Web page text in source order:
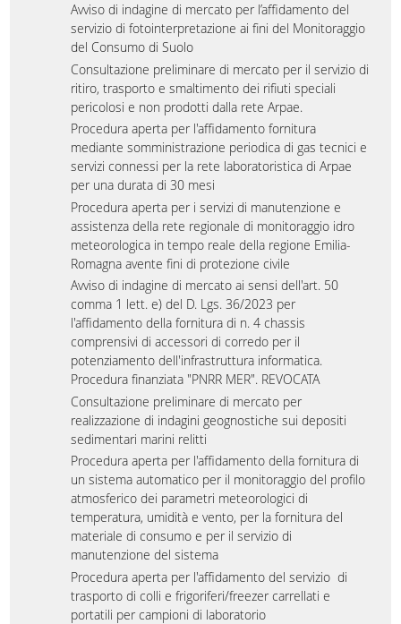
Avviso di indagine di mercato per l’affidamento del
servizio di fotointerpretazione ai fini del Monitoraggio
del Consumo di Suolo
Consultazione preliminare di mercato per il servizio di
ritiro, trasporto e smaltimento dei rifiuti speciali
pericolosi e non prodotti dalla rete Arpae.
Procedura aperta per l'affidamento fornitura
mediante somministrazione periodica di gas tecnici e
servizi connessi per la rete laboratoristica di Arpae
per una durata di 30 mesi
Procedura aperta per i servizi di manutenzione e
assistenza della rete regionale di monitoraggio idro
meteorologica in tempo reale della regione Emilia-
Romagna avente fini di protezione civile
Avviso di indagine di mercato ai sensi dell'art. 50
comma 1 lett. e) del D. Lgs. 36/2023 per
l'affidamento della fornitura di n. 4 chassis
comprensivi di accessori di corredo per il
potenziamento dell'infrastruttura informatica.
Procedura finanziata "PNRR MER". REVOCATA
Consultazione preliminare di mercato per
realizzazione di indagini geognostiche sui depositi
sedimentari marini relitti
Procedura aperta per l'affidamento della fornitura di
un sistema automatico per il monitoraggio del profilo
atmosferico dei parametri meteorologici di
temperatura, umidità e vento, per la fornitura del
materiale di consumo e per il servizio di
manutenzione del sistema
Procedura aperta per l'affidamento del servizio di
trasporto di colli e frigoriferi/freezer carrellati e
portatili per campioni di laboratorio